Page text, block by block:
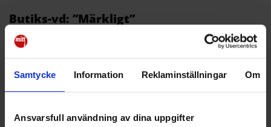
Samtycke Information Reklaminställningar Om
Ansvarsfull användning av dina uppgifter
Butiks-vd: ”Märkligt”
Andreas Rosensparr är vd för Matdax i Hökarängen
och bekräftar att ukrainska ägg säljs även i butikerna i
Hagsätra och Högdalen.